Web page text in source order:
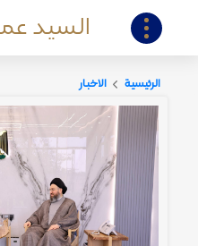
السيد
الرئيسية الاخبار